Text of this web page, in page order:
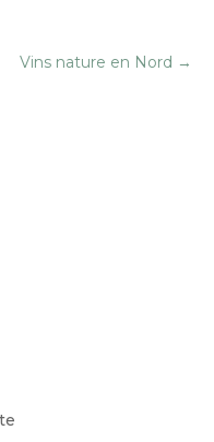
Vins nature en Nord →